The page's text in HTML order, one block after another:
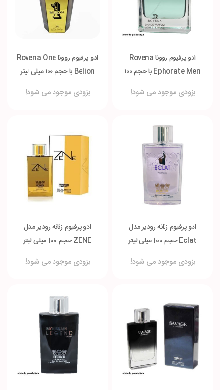
ادو پرفیوم روونا Rovena
Ephorate Men با حجم ۱۰۰
بزودی موجود می شود!
ادو پرفیوم روونا Rovena One
Belion با حجم ۱۰۰ میلی لیتر
بزودی موجود می شود!
ادو پرفیوم زنانه رودیر مدل
Eclat حجم 100 میلی لیتر
بزودی موجود می شود!
ادو پرفیوم زنانه رودیر مدل
ZENE حجم 100 میلی لیتر
بزودی موجود می شود!